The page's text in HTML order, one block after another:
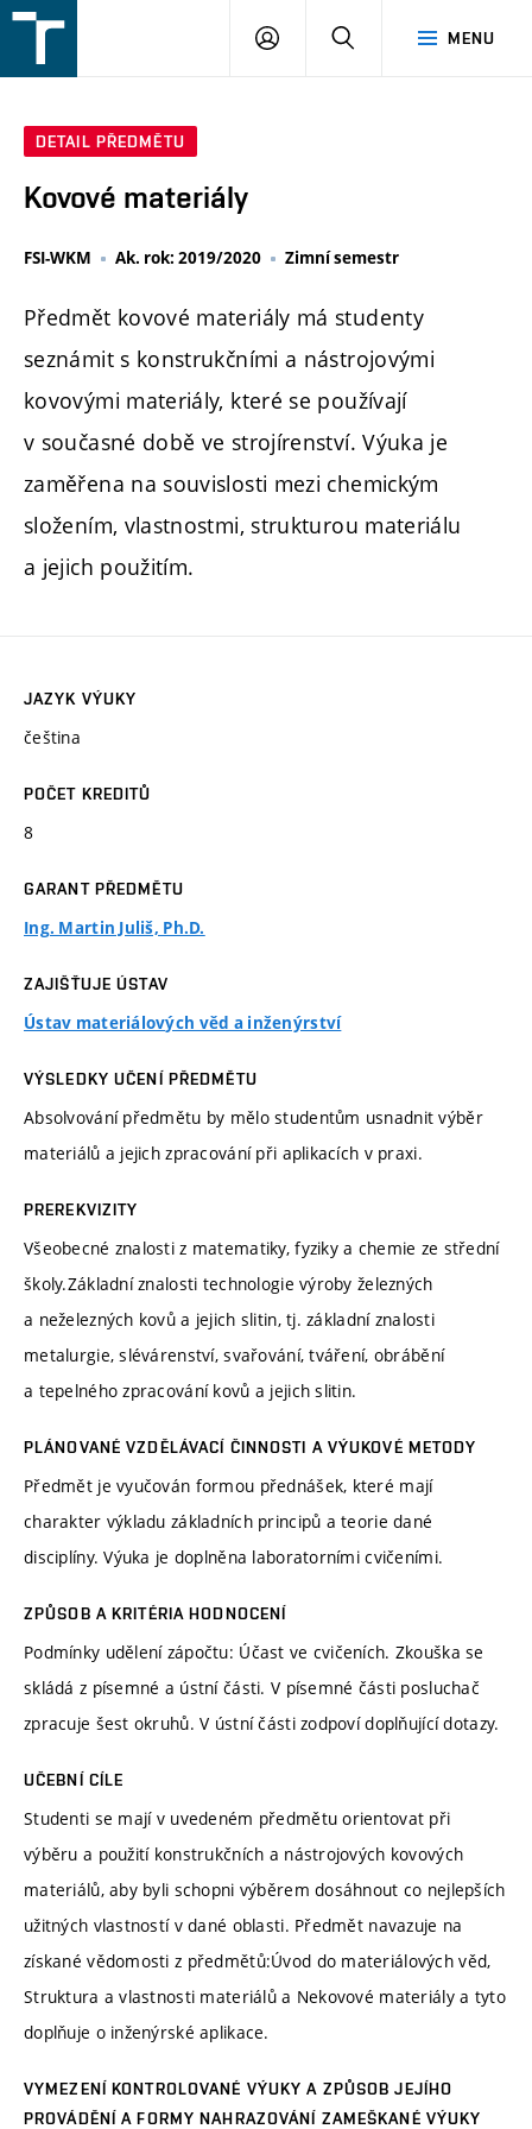
v
MENU
PŘIHLÁŠENÍ
DETAIL PŘEDMĚTU
Kovové materiály
FSI-WKM Ak. rok: 2019/2020 Zimní semestr
Předmět kovové materiály má studenty
seznámit s konstrukčními a nástrojovými
kovovými materiály, které se používají
v současné době ve strojírenství. Výuka je
zaměřena na souvislosti mezi chemickým
složením, vlastnostmi, strukturou materiálu
a jejich použitím.
JAZYK VÝUKY
čeština
POČET KREDITŮ
8
GARANT PŘEDMĚTU
Ing. Martin Juliš, Ph.D.
ZAJIŠŤUJE ÚSTAV
Ústav materiálových věd a inženýrství
VÝSLEDKY UČENÍ PŘEDMĚTU
Absolvování předmětu by mělo studentům usnadnit výběr
materiálů a jejich zpracování při aplikacích v praxi.
PREREKVIZITY
Všeobecné znalosti z matematiky, fyziky a chemie ze střední
školy.Základní znalosti technologie výroby železných
a neželezných kovů a jejich slitin, tj. základní znalosti
metalurgie, slévárenství, svařování, tváření, obrábění
a tepelného zpracování kovů a jejich slitin.
PLÁNOVANÉ VZDĚLÁVACÍ ČINNOSTI A VÝUKOVÉ METODY
Předmět je vyučován formou přednášek, které mají
charakter výkladu základních principů a teorie dané
disciplíny. Výuka je doplněna laboratorními cvičeními.
ZPŮSOB A KRITÉRIA HODNOCENÍ
Podmínky udělení zápočtu: Účast ve cvičeních. Zkouška se
skládá z písemné a ústní části. V písemné části posluchač
zpracuje šest okruhů. V ústní části zodpoví doplňující dotazy.
UČEBNÍ CÍLE
Studenti se mají v uvedeném předmětu orientovat při
výběru a použití konstrukčních a nástrojových kovových
materiálů, aby byli schopni výběrem dosáhnout co nejlepších
užitných vlastností v dané oblasti. Předmět navazuje na
získané vědomosti z předmětů:Úvod do materiálových věd,
Struktura a vlastnosti materiálů a Nekovové materiály a tyto
doplňuje o inženýrské aplikace.
VYMEZENÍ KONTROLOVANÉ VÝUKY A ZPŮSOB JEJÍHO
PROVÁDĚNÍ A FORMY NAHRAZOVÁNÍ ZAMEŠKANÉ VÝUKY